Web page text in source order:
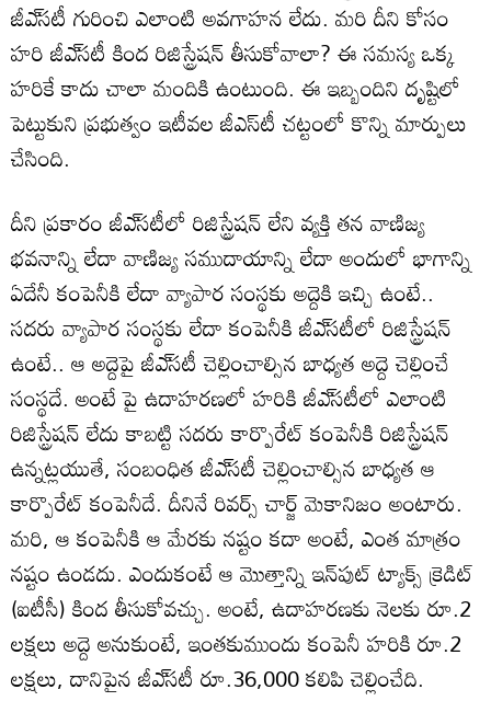
జీఎ్‌సటీ గురించి ఎలాంటి అవగాహన లేదు. మరి దీని కోసం
హరి జీఎ్‌సటీ కింద రిజిస్ట్రేషన్‌ తీసుకోవాలా? ఈ సమస్య ఒక్క
హరికే కాదు చాలా మందికి ఉంటుంది. ఈ ఇబ్బందిని దృష్టిలో
పెట్టుకుని ప్రభుత్వం ఇటీవల జీఎస్‌టీ చట్టంలో కొన్ని మార్పులు
చేసింది.
దీని ప్రకారం జీఎ్‌సటీలో రిజిస్ట్రేషన్‌ లేని వ్యక్తి తన వాణిజ్య
భవనాన్ని లేదా వాణిజ్య సముదాయాన్ని లేదా అందులో భాగాన్ని
ఏదేనీ కంపెనీకి లేదా వ్యాపార సంస్థకు అద్దెకి ఇచ్చి ఉంటే..
సదరు వ్యాపార సంస్థకు లేదా కంపెనీకి జీఎ్‌సటీలో రిజిస్ట్రేషన్‌
ఉంటే.. ఆ అద్దెపై జీఎ్‌సటీ చెల్లించాల్సిన బాధ్యత అద్దె చెల్లించే
సంస్థదే. అంటే పై ఉదాహరణలో హరికి జీఎ్‌సటీలో ఎలాంటి
రిజిస్ట్రేషన్‌ లేదు కాబట్టి సదరు కార్పొరేట్‌ కంపెనీకి రిజిస్ట్రేషన్‌
ఉన్నట్లయుతే, సంబంధిత జీఎ్‌సటీ చెల్లించాల్సిన బాధ్యత ఆ
కార్పొరేట్‌ కంపెనీదే. దీనినే రివర్స్‌ చార్జ్‌ మెకానిజం అంటారు.
మరి, ఆ కంపెనీకి ఆ మేరకు నష్టం కదా అంటే, ఎంత మాత్రం
నష్టం ఉండదు. ఎందుకంటే ఆ మొత్తాన్ని ఇన్‌పుట్‌ ట్యాక్స్‌ క్రెడిట్‌
(ఐటీసీ) కింద తీసుకోవచ్చు. అంటే, ఉదాహరణకు నెలకు రూ.2
లక్షలు అద్దె అనుకుంటే, ఇంతకుముందు కంపెనీ హరికి రూ.2
లక్షలు, దానిపైన జీఎ్‌సటీ రూ.36,000 కలిపి చెల్లించేది.